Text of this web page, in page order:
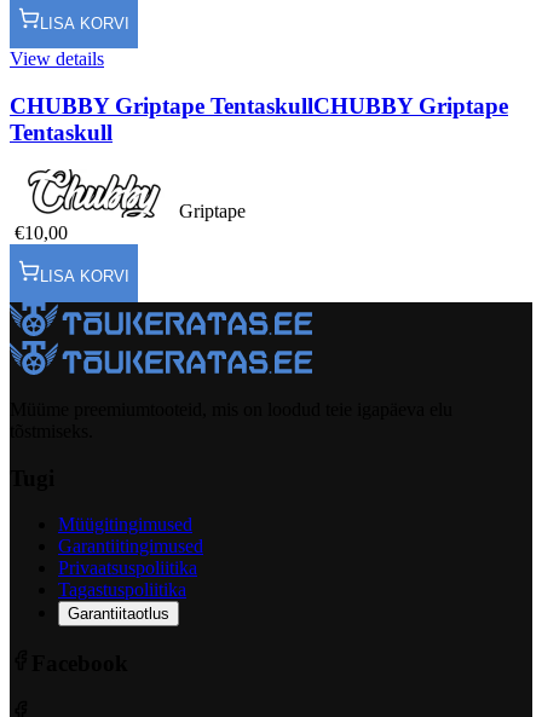
LISA KORVI
View details
CHUBBY Griptape TentaskullCHUBBY Griptape
Tentaskull
Griptape
€10,00
LISA KORVI
Müügitingimused
Garantiitingimused
Privaatsuspoliitika
Tagastuspoliitika
Garantiitaotlus